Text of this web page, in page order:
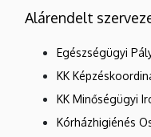
Alárendelt
Egészségügyi
KK
KK Minőségügyi
Kórházhigiénés